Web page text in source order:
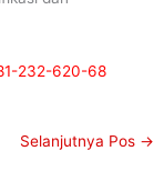
232-620-68
Selanjutnya Pos →